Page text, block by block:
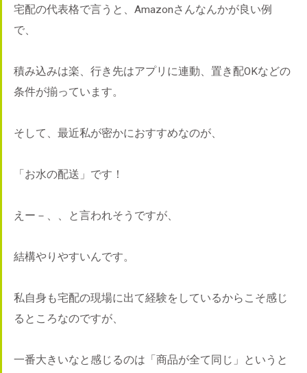
宅配の代表格で言うと、Amazonさんなんかが良い例
で、
積み込みは楽、行き先はアプリに連動、置き配OKなどの
条件が揃っています。
そして、最近私が密かにおすすめなのが、
「お水の配送」です！
えー－、、と言われそうですが、
結構やりやすいんです。
私自身も宅配の現場に出て経験をしているからこそ感じ
るところなのですが、
一番大きいなと感じるのは「商品が全て同じ」というと